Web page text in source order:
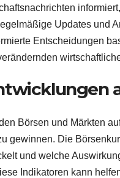
Updates und
Entscheidungen
Börsen und Märkten
gewinnen. Die
und welche
Indikatoren kann